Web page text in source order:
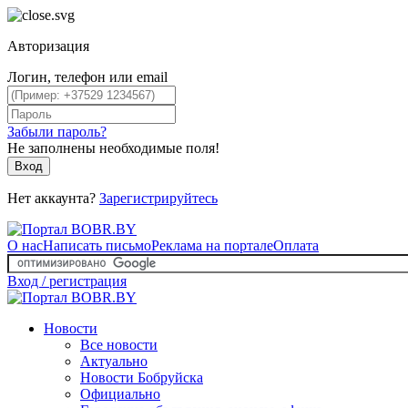
Авторизация
Логин, телефон или email
Забыли пароль?
Не заполнены необходимые поля!
Вход
Нет аккаунта? Зарегистрируйтесь
О насНаписать письмоРеклама на порталеОплата
Вход / регистрация
Новости
Все новости
Актуально
Новости Бобруйска
Официально